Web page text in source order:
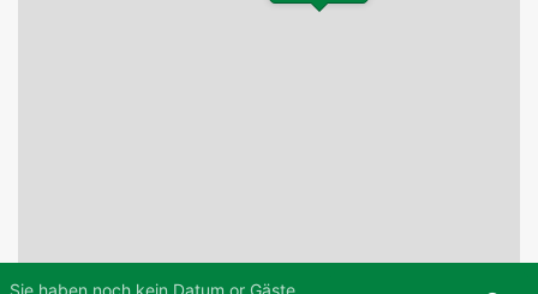
Sie haben noch kein Datum or Gäste